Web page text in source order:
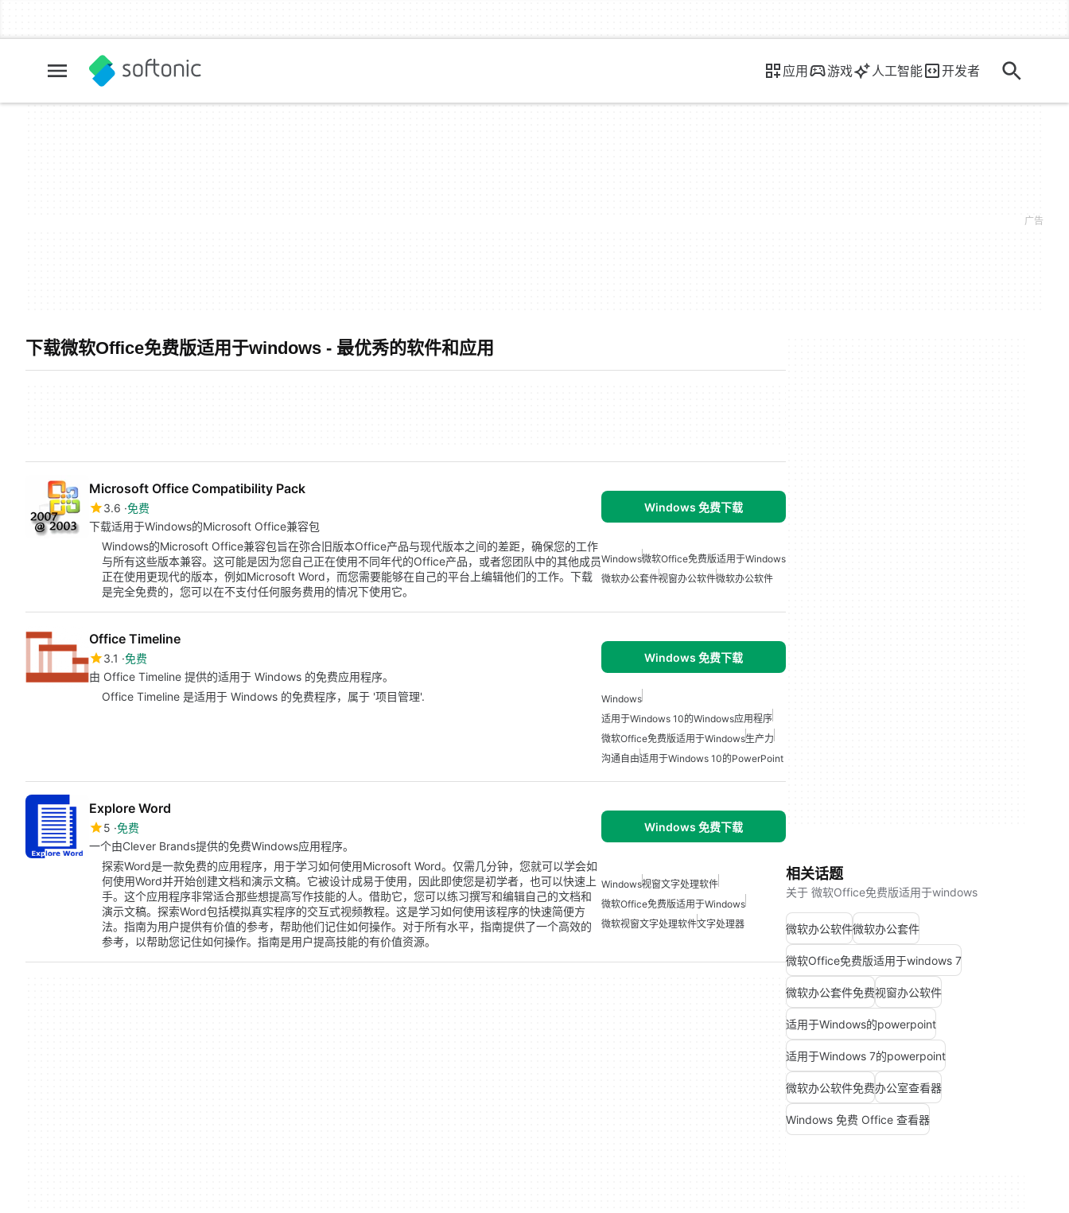
应用 游戏 人工智能 开发者
下载微软Office免费版适用于windows - 最优秀的软件和应用
Microsoft Office Compatibility Pack
3.6 免费
下载适用于Windows的Microsoft Office兼容包
Windows 免费下载
Windows的Microsoft Office兼容包旨在弥合旧版本Office产品与现代版本之间的差距，确保您的工作
与所有这些版本兼容。这可能是因为您自己正在使用不同年代的Office产品，或者您团队中的其他成员
正在使用更现代的版本，例如Microsoft Word，而您需要能够在自己的平台上编辑他们的工作。下载
是完全免费的，您可以在不支付任何服务费用的情况下使用它。
Windows微软Office免费版适用于Windows
微软办公套件视窗办公软件微软办公软件
Office Timeline
3.1 免费
由 Office Timeline 提供的适用于 Windows 的免费应用程序。
Windows 免费下载
Office Timeline 是适用于 Windows 的免费程序，属于 '项目管理'.
Windows
适用于Windows 10的Windows应用程序
微软Office免费版适用于Windows生产力
沟通自由适用于Windows 10的PowerPoint
Explore Word
5 免费
一个由Clever Brands提供的免费Windows应用程序。
Windows 免费下载
探索Word是一款免费的应用程序，用于学习如何使用Microsoft Word。仅需几分钟，您就可以学会如
何使用Word并开始创建文档和演示文稿。它被设计成易于使用，因此即使您是初学者，也可以快速上
手。这个应用程序非常适合那些想提高写作技能的人。借助它，您可以练习撰写和编辑自己的文档和
演示文稿。探索Word包括模拟真实程序的交互式视频教程。这是学习如何使用该程序的快速简便方
法。指南为用户提供有价值的参考，帮助他们记住如何操作。对于所有水平，指南提供了一个高效的
参考，以帮助您记住如何操作。指南是用户提高技能的有价值资源。
Windows视窗文字处理软件
微软Office免费版适用于Windows
微软视窗文字处理软件文字处理器
相关话题
关于 微软Office免费版适用于windows
微软办公软件微软办公套件
微软Office免费版适用于windows 7
微软办公套件免费视窗办公软件
适用于Windows的powerpoint
适用于Windows 7的powerpoint
微软办公软件免费办公室查看器
Windows 免费 Office 查看器